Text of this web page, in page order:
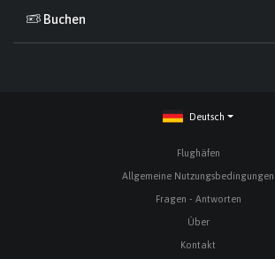
Buchen
Deutsch
Flughäfen
Allgemeine Nutzungsbedingungen
Fragen - Antworten
Über
Kontakt